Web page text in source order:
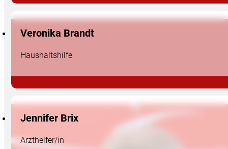
Veronika Brandt
Haushaltshilfe
Jennifer Brix
Arzthelfer/in